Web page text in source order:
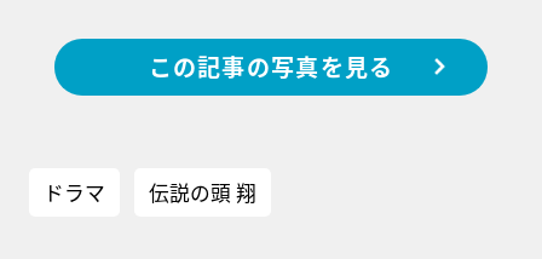
この記事の写真を見る
ドラマ 伝説の頭 翔